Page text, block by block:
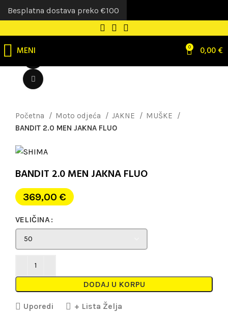
MENI 0 0,00€
Početna Moto odjeća JAKNE
MUŠKE
BANDIT 2.0 MEN JAKNA FLUO
BANDIT 2.0 MEN JAKNA FLUO
369,00 €
VELIČINA
DODAJ U KORPU
Uporedi + Lista Želja
Besplatna dostava preko €100